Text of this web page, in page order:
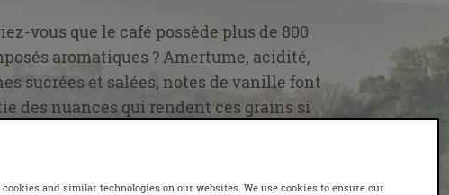
vous que le café possède plus de 800
aromatiques ? Amertume, acidité,
sucrées et salées, notes de vanille font
des nuances qui rendent ces grains si
experts partagent ici les guides qui
and similar technologies on our websites. We use cookies to ensure our